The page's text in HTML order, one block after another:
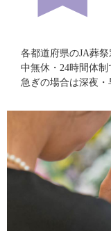
各都道府県のJA葬
中無休・24時間体
急ぎの場合は深夜・